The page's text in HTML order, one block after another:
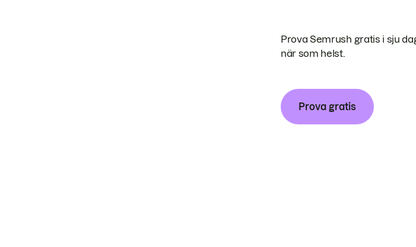
Prova Semrush gratis i sju
när som helst.
Prova gratis